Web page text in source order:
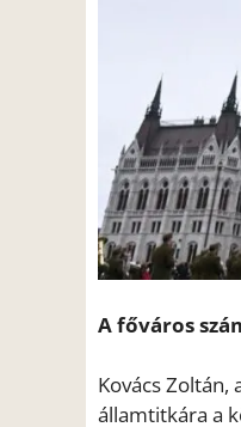
A főváros
Kovács
államtitkára a